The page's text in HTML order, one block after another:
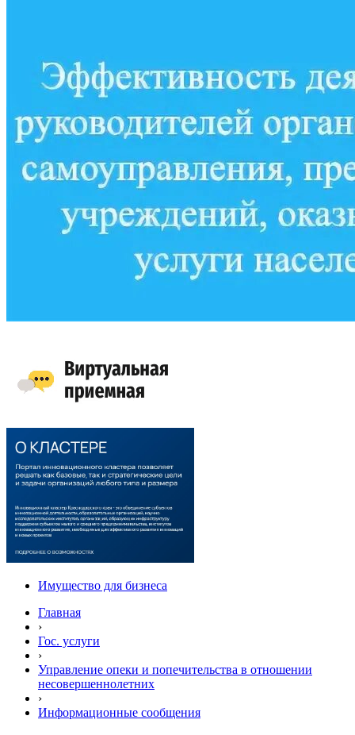
Имущество для бизнеса
Главная
›
Гос. услуги
›
Управление опеки и попечительства в отношении
несовершеннолетних
›
Информационные сообщения